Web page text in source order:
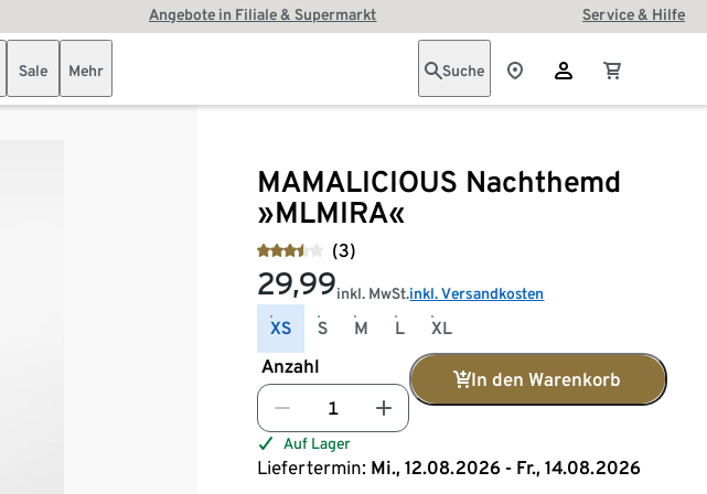
Angebote in Filiale & Supermarkt Service & Hilfe
Sale Mehr Suche
MAMALICIOUS Nachthemd
»MLMIRA«
(3)
29,99inkl. MwSt.inkl. Versandkosten
XS S M L XL
Anzahl
In den Warenkorb
Auf Lager
Liefertermin: Mi., 12.08.2026 - Fr., 14.08.2026